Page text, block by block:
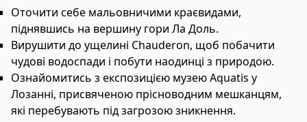
Оточити себе мальовничими краєвидами,
піднявшись на вершину гори Ла Доль.
Вирушити до ущелині Chauderon, щоб побачити
чудові водоспади і побути наодинці з природою.
Ознайомитись з експозицією музею Aquatis у
Лозанні, присвяченою прісноводним мешканцям,
які перебувають під загрозою зникнення.